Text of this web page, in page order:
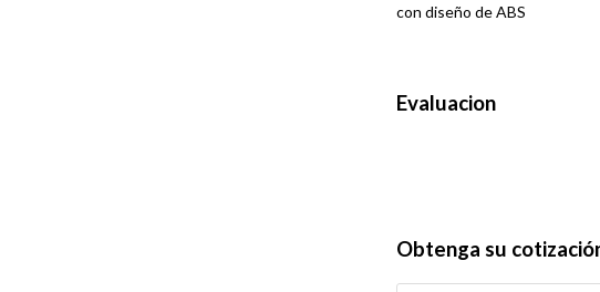
con diseño de ABS
Evaluacion
Obtenga su